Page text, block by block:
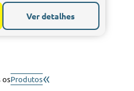
Ver detalhes
osProdutos«